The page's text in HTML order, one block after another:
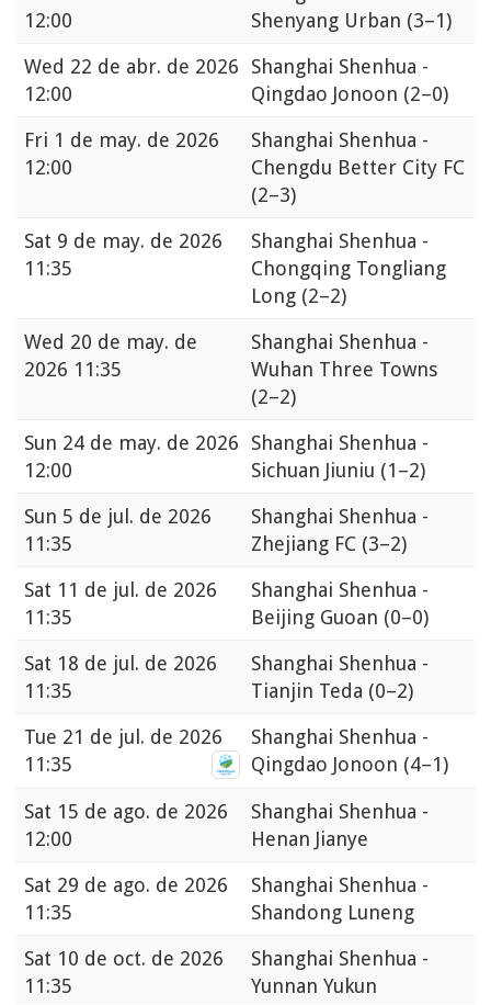
12:00
Shenyang Urban (3–1)
Wed 22 de abr. de 2026
12:00
Shanghai Shenhua -
Qingdao Jonoon (2–0)
Fri 1 de may. de 2026
12:00
Shanghai Shenhua -
Chengdu Better City FC
(2–3)
Sat 9 de may. de 2026
11:35
Shanghai Shenhua -
Chongqing Tongliang
Long (2–2)
Wed 20 de may. de
2026 11:35
Shanghai Shenhua -
Wuhan Three Towns
(2–2)
Sun 24 de may. de 2026
12:00
Shanghai Shenhua -
Sichuan Jiuniu (1–2)
Sun 5 de jul. de 2026
11:35
Shanghai Shenhua -
Zhejiang FC (3–2)
Sat 11 de jul. de 2026
11:35
Shanghai Shenhua -
Beijing Guoan (0–0)
Sat 18 de jul. de 2026
11:35
Shanghai Shenhua -
Tianjin Teda (0–2)
Tue 21 de jul. de 2026
11:35
Shanghai Shenhua -
Qingdao Jonoon (4–1)
Sat 15 de ago. de 2026
12:00
Shanghai Shenhua -
Henan Jianye
Sat 29 de ago. de 2026
11:35
Shanghai Shenhua -
Shandong Luneng
Sat 10 de oct. de 2026
11:35
Shanghai Shenhua -
Yunnan Yukun